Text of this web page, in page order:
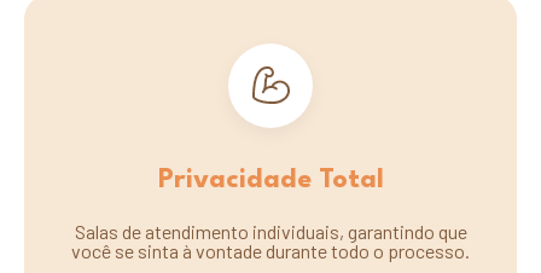
Privacidade Total
Salas de atendimento individuais, garantindo que
você se sinta à vontade durante todo o processo.